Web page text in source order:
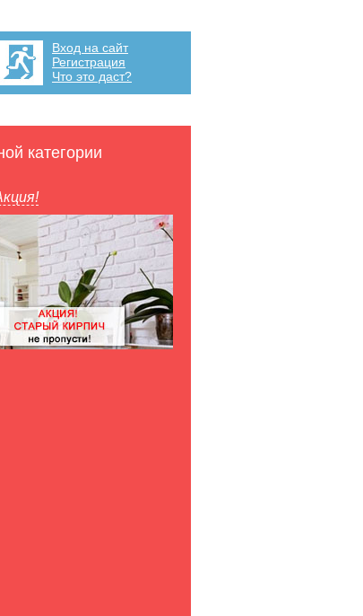
Вход на сайт
Регистрация
Что это даст?
категории